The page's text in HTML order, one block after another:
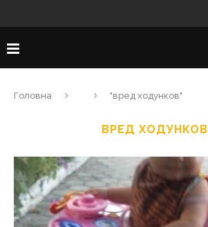
Головна "вред ходунков"
ВРЕД ХОДУНКОВ